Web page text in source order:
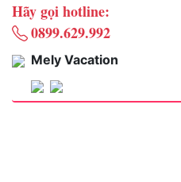
Hãy gọi hotline:
0899.629.992
Mely Vacation